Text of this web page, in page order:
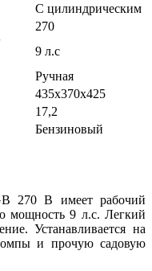
С цилиндрическим
270
9 л.с
Ручная
435х370х425
17,2
Бензиновый
270 B имеет рабочий
мощность 9 л.с. Легкий
Устанавливается на
и прочую садовую